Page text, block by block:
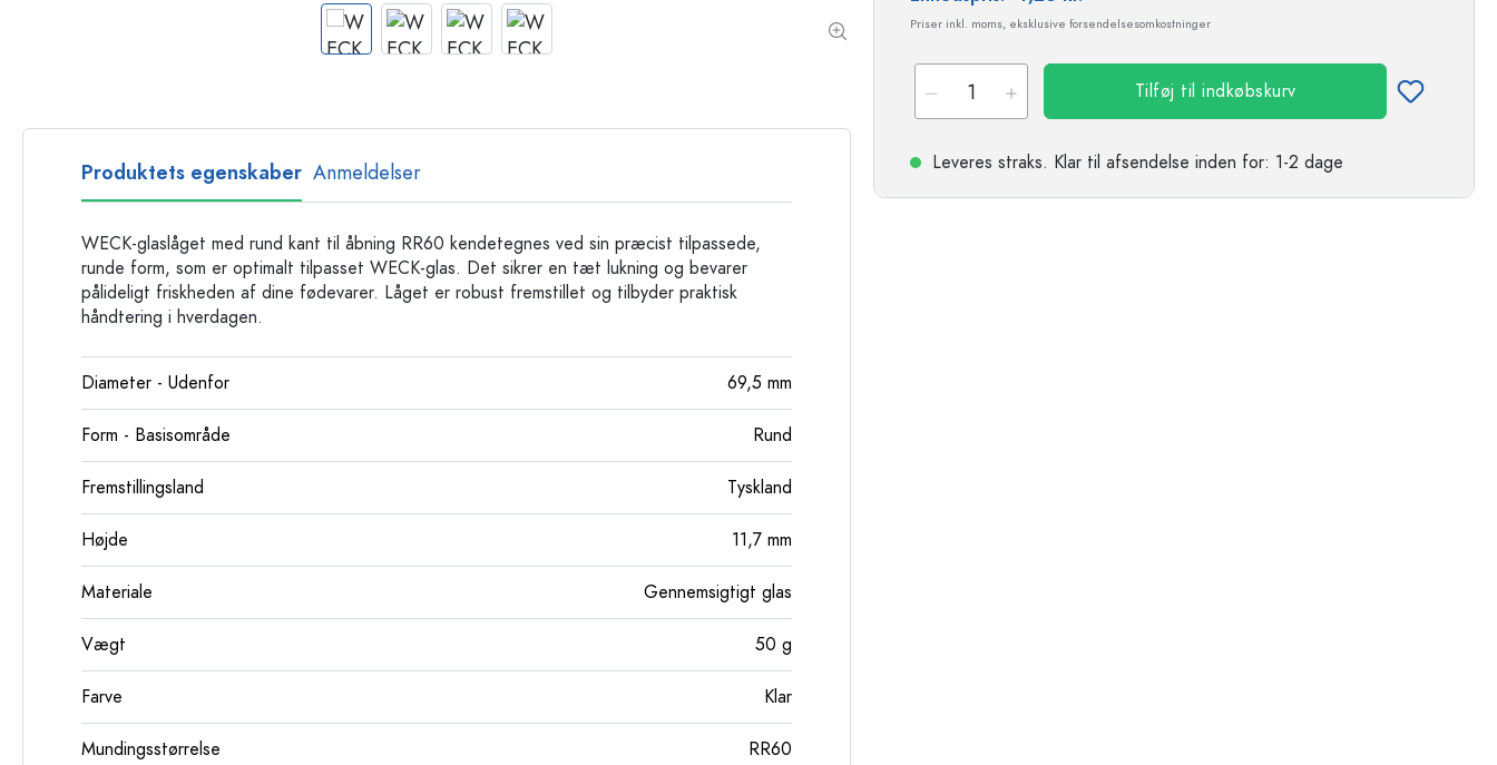
Glasflasker
Plastflasker
Priser inkl. moms, eksklusive forsendelsesomkostninger
Tilføj til indkøbskurv
Leveres straks. Klar til afsendelse inden for: 1-2 dage
Produktets egenskaber Anmeldelser
WECK-glaslåget med rund kant til åbning RR60 kendetegnes ved sin præcist tilpassede,
runde form, som er optimalt tilpasset WECK-glas. Det sikrer en tæt lukning og bevarer
pålideligt friskheden af dine fødevarer. Låget er robust fremstillet og tilbyder praktisk
håndtering i hverdagen.
Diameter - Udenfor 69,5 mm
Form - Basisområde Rund
Fremstillingsland Tyskland
Højde 11,7 mm
Materiale Gennemsigtigt glas
Vægt 50 g
Farve Klar
Mundingsstørrelse RR60